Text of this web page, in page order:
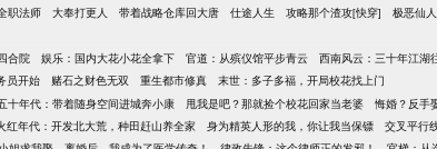
职法师 大奉打更人 带着战略仓库回大唐 仕途人生 攻略那个渣攻[快穿] 极恶仙
合院 娱乐：国内大花小花全拿下 官道：从殡仪馆平步青云 西南风云：三十年江湖
员开始 赌石之财色无双 重生都市修真 末世：多子多福，开局校花找上门
十年代：带着随身空间进城奔小康 甩我是吧？那就捡个校花回家当老婆 悔婚？反手
红年代：开发北大荒，种田赶山养全家 身为精英人形的我，你让我当保镖 交叉平行